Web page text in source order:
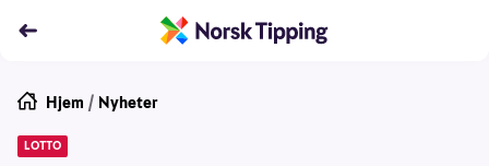
Hjem / Nyheter
LOTTO